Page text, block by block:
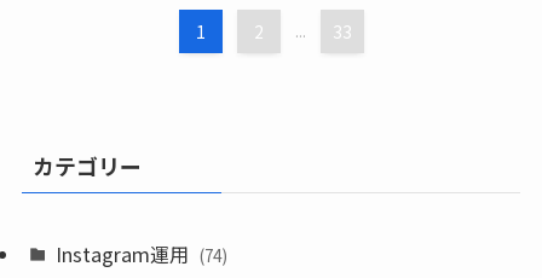
1 2 ... 33
カテゴリー
Instagram運用 (74)